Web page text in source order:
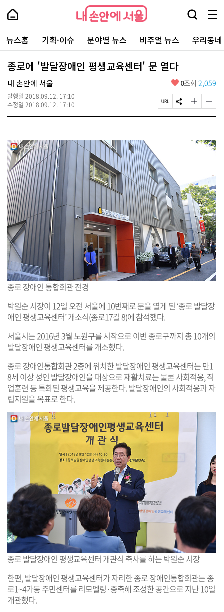
본
로
가
내
손
안
에
서
울
-
서
울
시
대
표
소
털
내
손
에
울
검
창
열
기
메
뉴
전
체
보
주
요
서
뉴스홈 기획·이슈 분야별 뉴스 비주얼 뉴스 우리동
종로에 '발달장애인 평생교육센터' 문 열다
내 손안에 서울
발행일 2018.09.12. 17:10
수정일 2018.09.12. 17:10
좋
요
0조회 2,059
페
이
사
S
N
글
자
크
게
기
글
자
작
게
하
기
종로 장애인 통합회관 전경
박원순 시장이 12일 오전 서울에 10번째로 문을 열게 된 ‘종로 발달장
애인 평생교육센터’ 개소식(종로17길 8)에 참석했다.
서울시는 2016년 3월 노원구를 시작으로 이번 종로구까지 총 10개의
발달장애인 평생교육센터를 개소했다.
종로 장애인통합회관 2층에 위치한 발달장애인 평생교육센터는 만1
8세 이상 성인 발달장애인을 대상으로 재활치료는 물론 사회적응, 직
업훈련 등 특화된 평생교육을 제공한다. 발달장애인의 사회적응과 자
립지원을 목표로 한다.
종로 발달장애인 평생교육센터 개관식 축사를 하는 박원순 시장
한편, 발달장애인 평생교육센터가 자리한 종로 장애인통합회관는 종
로1~4가동 주민센터를 리모델링·증축해 조성한 공간으로 지난 10일
개관했다.
페
상
단
로